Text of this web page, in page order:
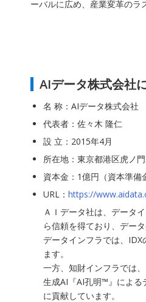
ーバルに広め、産業変革のラ
AIデータ株式会社
名 称：AIデータ株式会社
代表者：佐々木 隆仁
設 立：2015年4月
所在地：東京都港区虎ノ
資本金：1億円（資本準備
URL： https://
ＡＩデータ社は、データ
ら信頼を得ており、デー
データインフラでは、
ます。
一方、知財インフラでは
生成AI『AI孔明™』による
に貢献しています。